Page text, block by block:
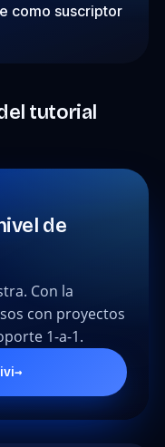
como suscriptor
tutorial
de
Con la
con proyectos
1-a-1.
→